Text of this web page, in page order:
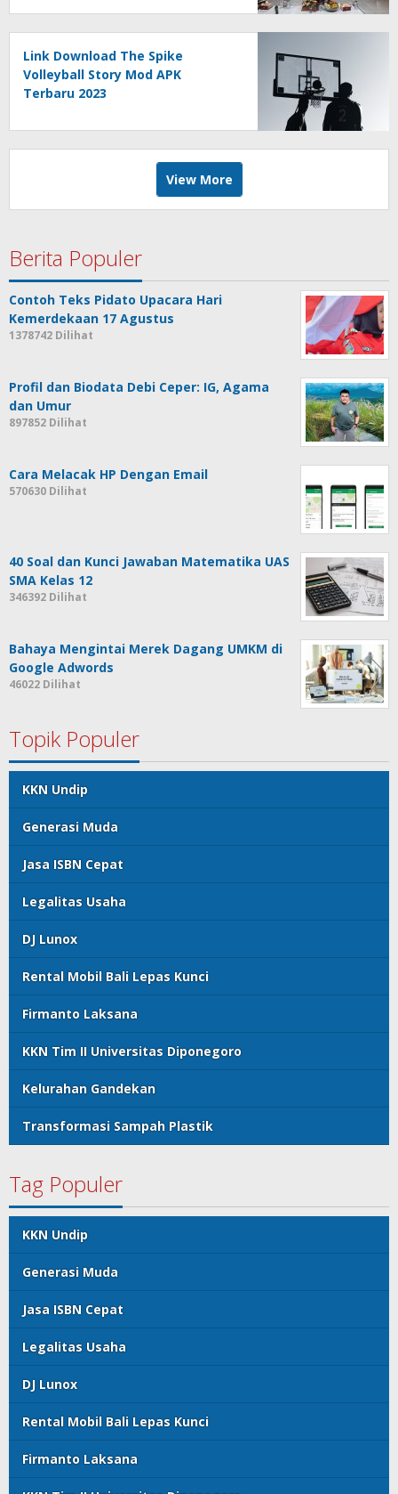
Link Download The Spike
Volleyball Story Mod APK
Terbaru 2023
View More
Berita Populer
Contoh Teks Pidato Upacara Hari
Kemerdekaan 17 Agustus
1378742 Dilihat
Profil dan Biodata Debi Ceper: IG, Agama
dan Umur
897852 Dilihat
Cara Melacak HP Dengan Email
570630 Dilihat
40 Soal dan Kunci Jawaban Matematika UAS
SMA Kelas 12
346392 Dilihat
Bahaya Mengintai Merek Dagang UMKM di
Google Adwords
46022 Dilihat
Topik Populer
KKN Undip
Generasi Muda
Jasa ISBN Cepat
Legalitas Usaha
DJ Lunox
Rental Mobil Bali Lepas Kunci
Firmanto Laksana
KKN Tim II Universitas Diponegoro
Kelurahan Gandekan
Transformasi Sampah Plastik
Tag Populer
KKN Undip
Generasi Muda
Jasa ISBN Cepat
Legalitas Usaha
DJ Lunox
Rental Mobil Bali Lepas Kunci
Firmanto Laksana